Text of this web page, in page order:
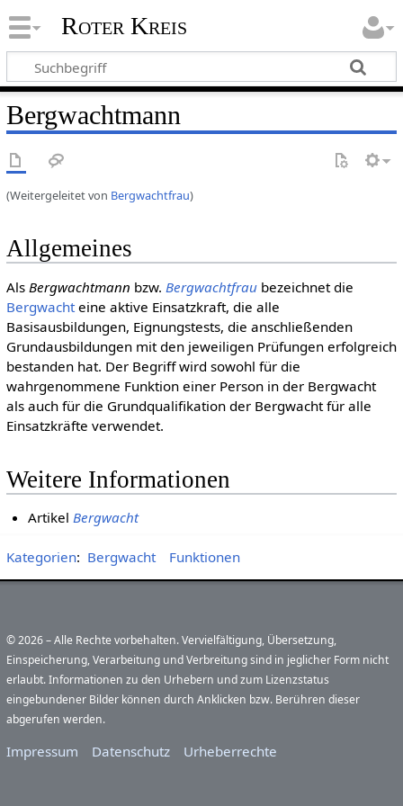
Roter Kreis
Bergwachtmann
(Weitergeleitet von Bergwachtfrau)
Allgemeines
Als Bergwachtmann bzw. Bergwachtfraubezeichnet die
Bergwachteine aktive Einsatzkraft, die alle
Basisausbildungen, Eignungstests, die anschließenden
Grundausbildungen mit den jeweiligen Prüfungen erfolgreich
bestanden hat. Der Begriff wird sowohl für die
wahrgenommene Funktion einer Person in der Bergwacht
als auch für die Grundqualifikation der Bergwacht für alle
Einsatzkräfte verwendet.
Weitere Informationen
ArtikelBergwacht
Kategorien: Bergwacht Funktionen
© 2026 – Alle Rechte vorbehalten. Vervielfältigung, Übersetzung,
Einspeicherung, Verarbeitung und Verbreitung sind in jeglicher Form nicht
erlaubt. Informationen zu den Urhebern und zum Lizenzstatus
eingebundener Bilder können durch Anklicken bzw. Berühren dieser
abgerufen werden.
Impressum Datenschutz Urheberrechte